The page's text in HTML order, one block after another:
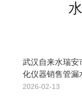
武汉自来水瑞安
化仪器销售管漏
2026-02-13